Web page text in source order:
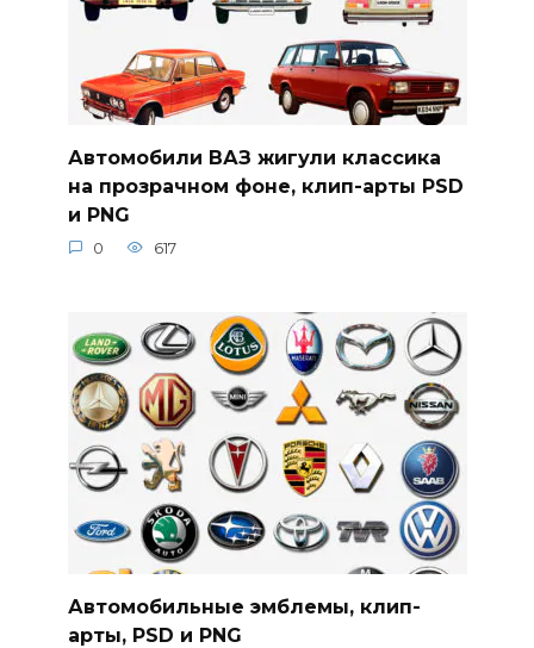
Автомобили ВАЗ жигули классика
на прозрачном фоне, клип-арты PSD
и PNG
0 617
Автомобильные эмблемы, клип-
арты, PSD и PNG